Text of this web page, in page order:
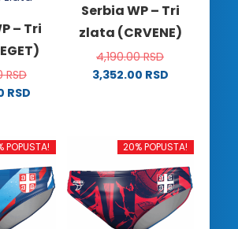
– Tri
RSD
RSD
Serbia WP – Tri
zlata (CRVENE)
4,190.00RSD
3,352.00 RSD
više
varijanti.
Opcije
mogu
biti
POPUSTA! 20% POPUSTA!